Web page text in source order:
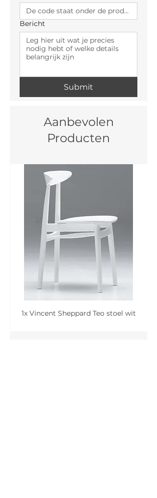
Bericht
Submit
Aanbevolen
Producten
1x Vincent Sheppard Teo stoel wit